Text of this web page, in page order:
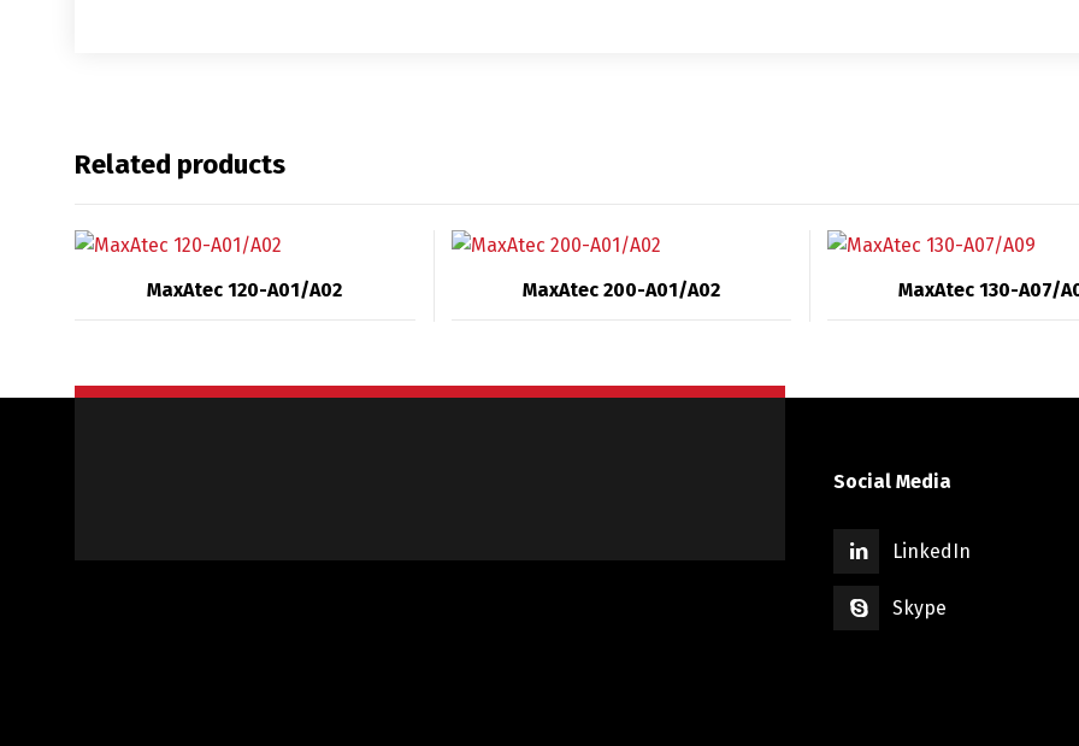
Related products
MaxAtec 120-A01/A02 MaxAtec 200-A01/A02 MaxAtec 130-A07/
Social Media
LinkedIn
Skype